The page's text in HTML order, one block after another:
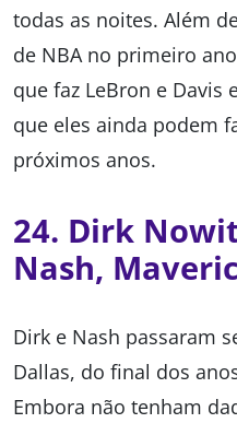
todas as noites. Além
de NBA no primeiro
que faz LeBron e Davis
que eles ainda podem
próximos anos.
24. Dirk
Nash,
Dirk e Nash passaram
Dallas, do final dos
Embora não tenham